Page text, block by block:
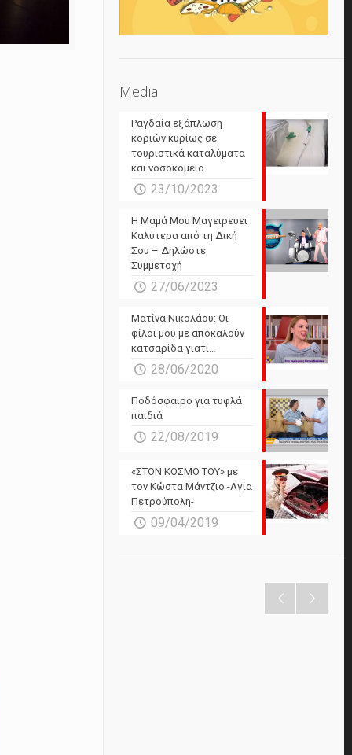
Media
Ραγδαία εξάπλωση
κοριών κυρίως σε
τουριστικά καταλύματα
και νοσοκομεία
23/10/2023
Η Μαμά Μου Μαγειρεύει
Καλύτερα από τη Δική
Σου – Δηλώστε
Συμμετοχή
27/06/2023
Ματίνα Νικολάου: Οι
φίλοι μου με αποκαλούν
κατσαρίδα γιατί…
28/06/2020
Ποδόσφαιρο για τυφλά
παιδιά
22/08/2019
«ΣΤΟΝ ΚΟΣΜΟ ΤΟΥ» με
τον Κώστα Μάντζιο -Αγία
Πετρούπολη-
09/04/2019